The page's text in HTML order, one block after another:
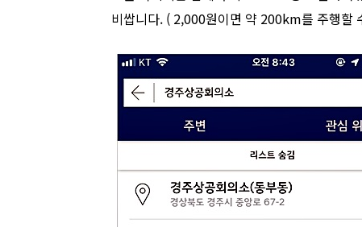
비쌉니다. ( 2,000원이면 약 200km를 주행할